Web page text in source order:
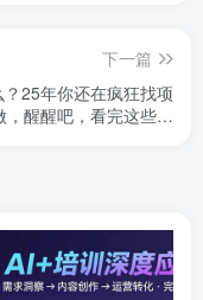
下一篇
？25年你还在疯狂找项
，醒醒吧，看完这些你